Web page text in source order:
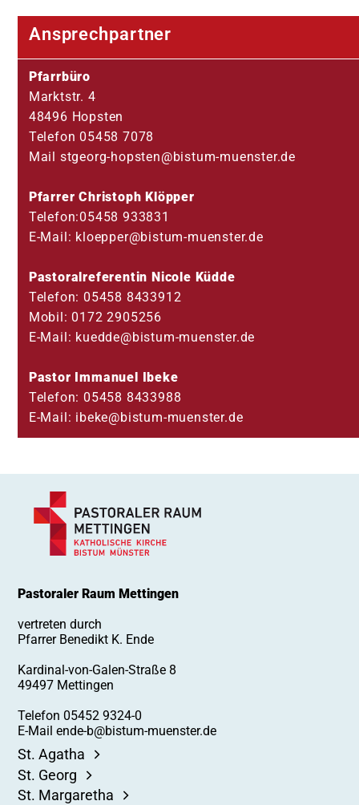
Pastoralteam
Leitungsteam
06
Ansprechpartner
Pfarrbüro
Marktstr. 4
48496 Hopsten
Telefon 05458 7078
Mail stgeorg-hopsten@bistum-muenster.de
Pfarrer Christoph Klöpper
Telefon:05458 933831
E-Mail: kloepper@bistum-muenster.de
Pastoralreferentin Nicole Küdde
Telefon: 05458 8433912
Mobil: 0172 2905256
E-Mail: kuedde@bistum-muenster.de
Pastor Immanuel Ibeke
Telefon: 05458 8433988
E-Mail: ibeke@bistum-muenster.de
Pastoraler Raum Mettingen
vertreten durch
Pfarrer Benedikt K. Ende
Kardinal-von-Galen-Straße 8
49497 Mettingen
Telefon 05452 9324-0
E-Mail ende-b@bistum-muenster.de
St. Agatha
St. Georg
St. Margaretha